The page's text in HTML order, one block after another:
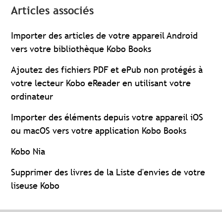
Articles associés
Importer des articles de votre appareil Android
vers votre bibliothèque Kobo Books
Ajoutez des fichiers PDF et ePub non protégés à
votre lecteur Kobo eReader en utilisant votre
ordinateur
Importer des éléments depuis votre appareil iOS
ou macOS vers votre application Kobo Books
Kobo Nia
Supprimer des livres de la Liste d'envies de votre
liseuse Kobo